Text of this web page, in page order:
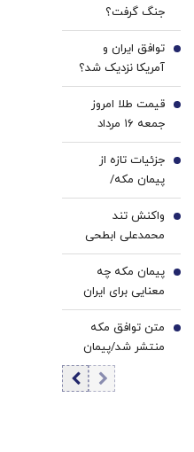
کننده
خانگی
جنگ گرفت؟
هشدار درباره
کاهش ذخایر
موشکی آمریکا
توافق ایران و
آمریکا نزدیک شد؟
وزیر خزانه‌داری
آمریکا از «امروز یا
فردا» گفت
2
قیمت طلا امروز
جمعه ۱۶ مرداد
۱۴۰۵/ افزایش
قیمت طلا
3
جزئیات تازه از
پیمان مکه/
عربستان: دنبال
بلوک نظامی و
مسابقه تسلیحاتی
نیستیم
4
واکنش تند
محمدعلی ابطحی
به باقر خرازی: این
حرف‌ها افتتاح
شعبه رسمی
«حکومت اسلامی
داعش» است
5
پیمان مکه چه
معنایی برای ایران
دارد؟ مقام سابق
اطلاعات اسرائیل از
آزمون ترکیه و
پاکستان گفت
6
متن توافق مکه
منتشر شد/پیمان
تازه ترکیه،
عربستان و پاکستان
7